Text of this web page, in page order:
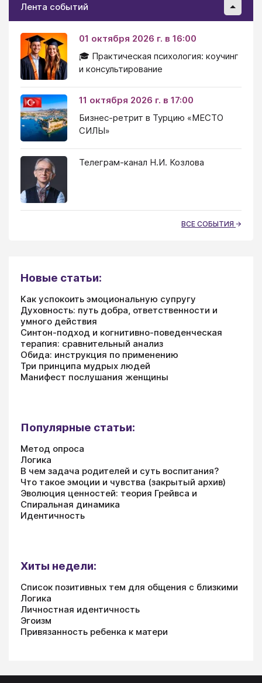
Лента событий
01 октября 2026 г. в 16:00
🎓 Практическая психология: коучинг
и консультирование
11 октября 2026 г. в 17:00
Бизнес-ретрит в Турцию «МЕСТО
СИЛЫ»
Телеграм-канал Н.И. Козлова
ВСЕ СОБЫТИЯ
Новые статьи:
Как успокоить эмоциональную супругу
Духовность: путь добра, ответственности и
умного действия
Синтон-подход и когнитивно-поведенческая
терапия: сравнительный анализ
Обида: инструкция по применению
Три принципа мудрых людей
Манифест послушания женщины
Популярные статьи:
Метод опроса
Логика
В чем задача родителей и суть воспитания?
Что такое эмоции и чувства (закрытый архив)
Эволюция ценностей: теория Грейвса и
Спиральная динамика
Идентичность
Хиты недели:
Список позитивных тем для общения с близкими
Логика
Личностная идентичность
Эгоизм
Привязанность ребенка к матери